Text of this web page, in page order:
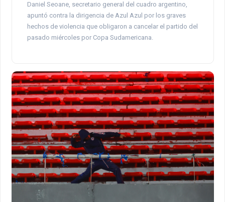
Daniel Seoane, secretario general del cuadro argentino,
apuntó contra la dirigencia de Azul Azul por los graves
hechos de violencia que obligaron a cancelar el partido del
pasado miércoles por Copa Sudamericana.